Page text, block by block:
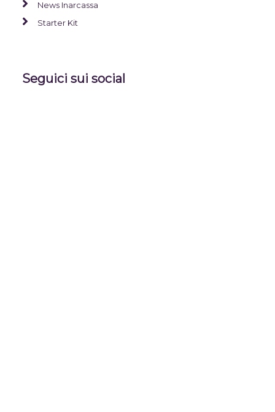
News Inarcassa
Starter Kit
Seguici sui social